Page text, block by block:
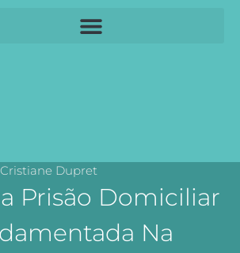
Cristiane Dupret
Prisão Domiciliar
Na